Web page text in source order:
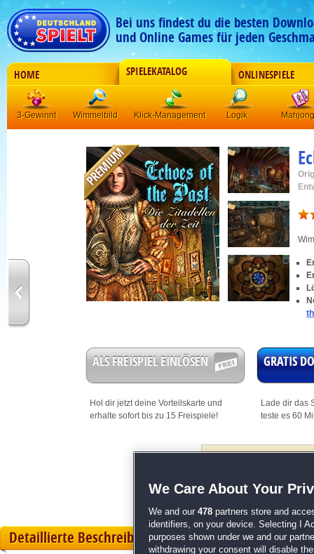
Bei uns findest du die besten
und Online Games für jeden
HOME SPIELEKATALOG ONLINESPIELE
3-Gewinnt Wimmelbild Klick-Management Logik Mahjong
ALS FREISPIEL EINLÖSEN
Hol dir jetzt deine Vorteilskarte und
erhalte sofort bis zu 15 Freispiele!
GRATIS
Lade dir das
teste es 60
Dieses Spiel
mit
Detaillierte Beschreibung
We Care About Your
We and our 478 partners store and
identifiers, on your device. Selecting I
purposes shown under we and our
withdrawing your consent will disable